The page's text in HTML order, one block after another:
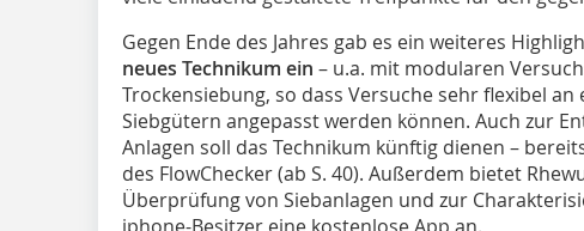
Gegen Ende des Jahres gab es ein weiteres
neues Technikum ein – u.a. mit modularen
Trockensiebung, so dass Versuche sehr flexibel
Siebgütern angepasst werden können. Auch zur
Anlagen soll das Technikum künftig dienen –
des FlowChecker (ab S. 40). Außerdem bietet
Überprüfung von Siebanlagen und zur